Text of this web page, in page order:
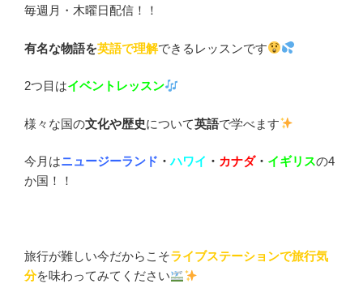
毎週月・木曜日配信！！
有名な物語を英語で理解できるレッスンです
2つ目はイベントレッスン
様々な国の文化や歴史について英語で学べます
今月はニュージーランド ・ハワイ ・ カナダ・ イギリスの4
か国！！
旅行が難しい今だからこそライブステーションで旅行気
分を味わってみてください